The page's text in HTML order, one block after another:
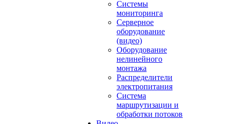
Системы
мониторинга
Серверное
оборудование
(видео)
Оборудование
нелинейного
монтажа
Распределители
электропитания
Система
маршрутизации и
обработки потоков